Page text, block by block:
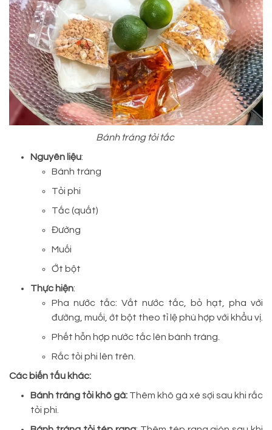
Bánh tráng tỏi tắc
Nguyên liệu:
Bánh tráng
Tỏi phi
Tắc (quất)
Đường
Muối
Ớt bột
Thực hiện:
Pha nước tắc: Vắt nước tắc, bỏ hạt, pha với
đường, muối, ớt bột theo tỉ lệ phù hợp với khẩu vị.
Phết hỗn hợp nước tắc lên bánh tráng.
Rắc tỏi phi lên trên.
Các biến tấu khác:
Bánh tráng tỏi khô gà: Thêm khô gà xé sợi sau khi rắc
tỏi phi.